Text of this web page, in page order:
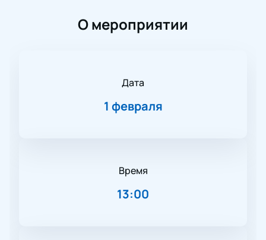
О мероприятии
Дата
1 февраля
Время
13:00